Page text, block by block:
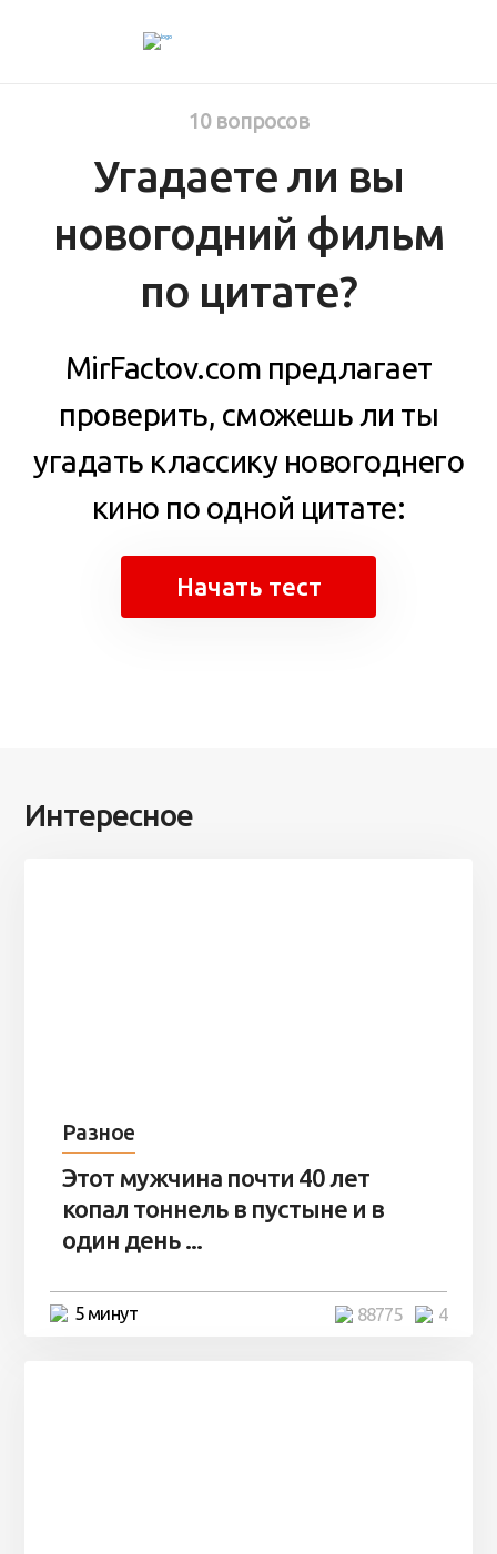
10 вопросов
Угадаете ли вы
новогодний фильм
по цитате?
MirFactov.com предлагает
проверить, сможешь ли ты
угадать классику новогоднего
кино по одной цитате:
Начать тест
Интересное
Разное
Этот мужчина почти 40 лет
копал тоннель в пустыне и в
один день ...
5 минут 4
88775